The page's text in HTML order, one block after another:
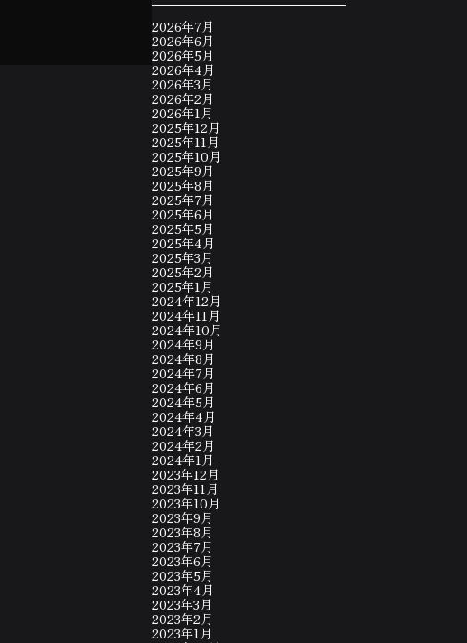
2026年7月
2026年6月
2026年5月
2026年4月
2026年3月
2026年2月
2026年1月
2025年12月
2025年11月
2025年10月
2025年9月
2025年8月
2025年7月
2025年6月
2025年5月
2025年4月
2025年3月
2025年2月
2025年1月
2024年12月
2024年11月
2024年10月
2024年9月
2024年8月
2024年7月
2024年6月
2024年5月
2024年4月
2024年3月
2024年2月
2024年1月
2023年12月
2023年11月
2023年10月
2023年9月
2023年8月
2023年7月
2023年6月
2023年5月
2023年4月
2023年3月
2023年2月
2023年1月